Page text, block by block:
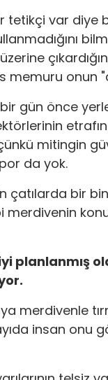
tetikçi var diye
onun
gün önce
mitingin
da yok.
çatılarda bir
merdivenin
planlanmış
merdivenle
insan